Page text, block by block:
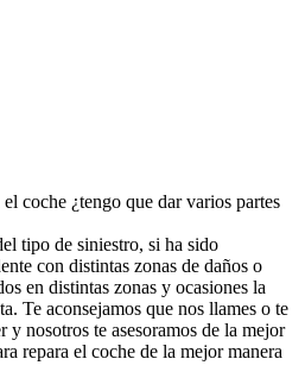
coche ¿tengo que dar varios partes
tipo de siniestro, si ha sido
con distintas zonas de daños o
en distintas zonas y ocasiones la
Te aconsejamos que nos llames o te
y nosotros te asesoramos de la mejor
repara el coche de la mejor manera